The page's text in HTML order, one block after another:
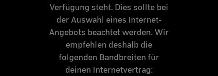
Verfügung steht. Dies sollte bei
der Auswahl eines Internet-
Angebots beachtet werden. Wir
empfehlen deshalb die
folgenden Bandbreiten für
deinen Internetvertrag: